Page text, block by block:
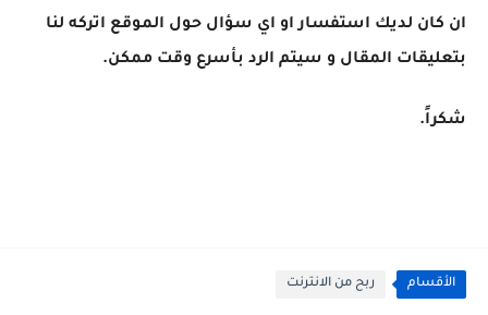
ان كان لديك استفسار او اي سؤال حول الموقع اتركه لنا
بتعليقات المقال و سيتم الرد بأسرع وقت ممكن.
شكراً.
الأقسام ربح من الانترنت